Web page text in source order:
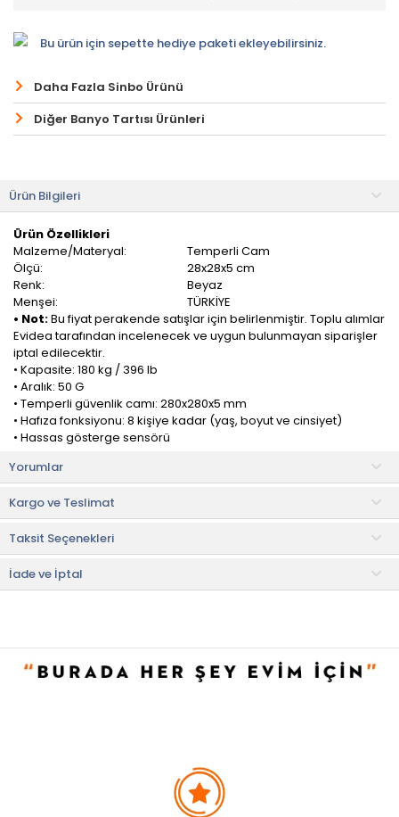
Bu ürün için sepette hediye paketi ekleyebilirsiniz.
Daha Fazla Sinbo Ürünü
Diğer Banyo Tartısı Ürünleri
Ürün Bilgileri
Ürün Özellikleri
Malzeme/Materyal:
Temperli Cam
Ölçü:
28x28x5 cm
Renk:
Beyaz
Menşei:
TÜRKİYE
• Not:Bu fiyat perakende satışlar için belirlenmiştir. Toplu alımlar
Evidea tarafından incelenecek ve uygun bulunmayan siparişler
iptal edilecektir.
• Kapasite: 180 kg / 396 lb
• Aralık: 50 G
• Temperli güvenlik camı: 280x280x5 mm
• Hafıza fonksiyonu: 8 kişiye kadar (yaş, boyut ve cinsiyet)
• Hassas gösterge sensörü
• Kg/Lb/St Birimleri seçilebilir.
• Ölçüm: Vücut yağı, su, kas, kemik, vücut kütle indeksi, kalori,
ağırlık
• Pille çalışır (Pil dahil)
• 2*AAA 1,5 V
• LCD boyutu: 60x24 mm
• Düşük kapasite: 5 kg
etkileyici bir dış görünüme sahiptir. 28 cm x 28 cm ideal
boyutlarda tasarlanan dijital baskül modeli kullanım ve taşıma
dayanıklı kadro malzemeleri ile banyo baskülü sizlere uzun
ömürlü kullanım savantajı sunabilir.
Yorumlar
Kargo ve Teslimat
Taksit Seçenekleri
İade ve İptal